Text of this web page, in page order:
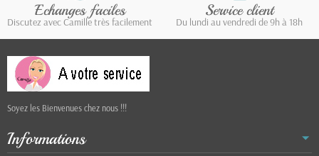
Echanges faciles
Discutez avec Camille très facilement
Service client
Du lundi au vendredi de 9h à 18h
Soyez les Bienvenues chez nous !!!
Informations